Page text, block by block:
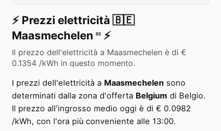
⚡️ Prezzi elettricità 🇧🇪
Maasmechelen BE ⚡️
Il prezzo dell'elettricità a Maasmechelen è di €
0.1354 /kWh in questo momento.
I prezzi dell'elettricità a Maasmechelen sono
determinati dalla zona d'offerta Belgium di Belgio.
Il prezzo all'ingrosso medio oggi è di € 0.0982
/kWh, con l'ora più conveniente alle 13:00.